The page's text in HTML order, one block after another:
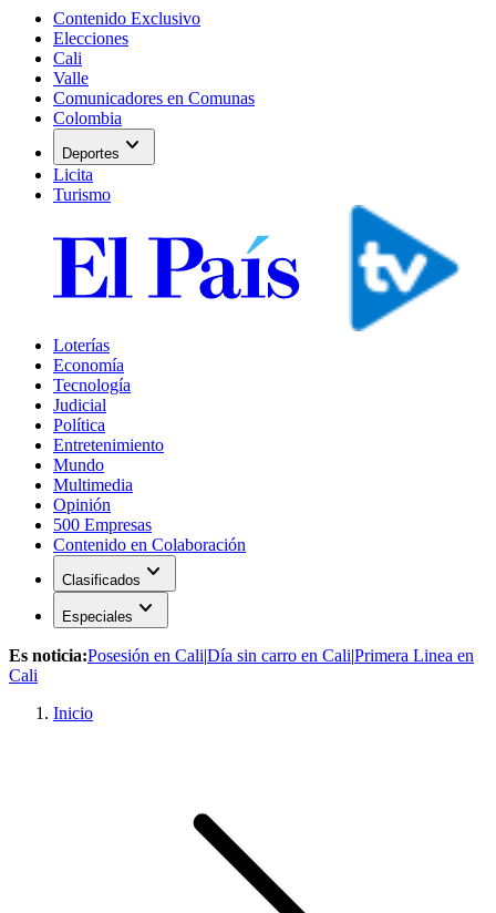
Contenido Exclusivo
Elecciones
Cali
Valle
Comunicadores en Comunas
Colombia
Deportes expand_more
Licita
Turismo
Loterías
Economía
Tecnología
Judicial
Política
Entretenimiento
Mundo
Multimedia
Opinión
500 Empresas
Contenido en Colaboración
Clasificados expand_more
Especiales expand_more
Es noticia:Posesión en Cali|Día sin carro en Cali|Primera Linea en
Cali
Inicio